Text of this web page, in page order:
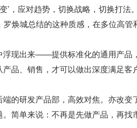
’，应对趋势，切换战略，切换打法
焕城总结的这种质感，在多位高管
浮现出来——提供标准化的通用产品
品、销售，才可以做出深度满足客
的研发产品部，高效对焦。亦改变
简单来说：不再是先做产品，再找